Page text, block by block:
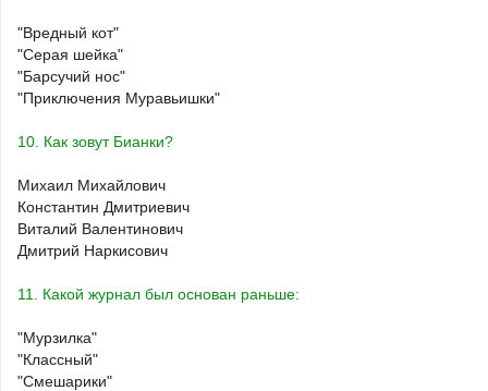
"Вредный кот"
"Серая шейка"
"Барсучий нос"
"Приключения Муравьишки"
10. Как зовут Бианки?
Михаил Михайлович
Константин Дмитриевич
Виталий Валентинович
Дмитрий Наркисович
11. Какой журнал был основан раньше:
"Мурзилка"
"Классный"
"Смешарики"